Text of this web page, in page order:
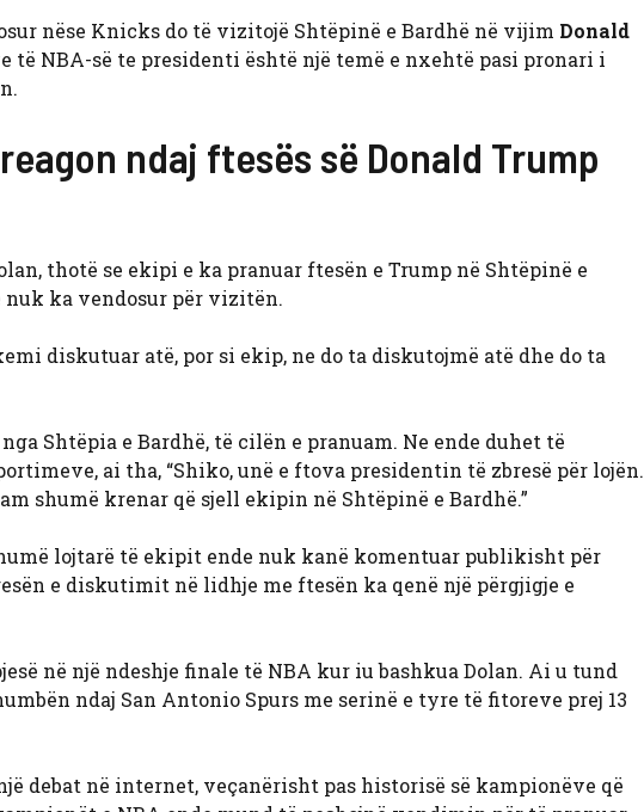
nëse Knicks do të vizitojë Shtëpinë e Bardhë në vijim Donald
të NBA-së te presidenti është një temë e nxehtë pasi pronari i
ndaj ftesës së Donald Trump
thotë se ekipi e ka pranuar ftesën e Trump në Shtëpinë e
nuk ka vendosur për vizitën.
diskutuar atë, por si ekip, ne do ta diskutojmë atë dhe do ta
Shtëpia e Bardhë, të cilën e pranuam. Ne ende duhet të
ai tha, “Shiko, unë e ftova presidentin të zbresë për lojën.
shumë krenar që sjell ekipin në Shtëpinë e Bardhë.”
lojtarë të ekipit ende nuk kanë komentuar publikisht për
e diskutimit në lidhje me ftesën ka qenë një përgjigje e
në një ndeshje finale të NBA kur iu bashkua Dolan. Ai u tund
ndaj San Antonio Spurs me serinë e tyre të fitoreve prej 13
debat në internet, veçanërisht pas historisë së kampionëve që